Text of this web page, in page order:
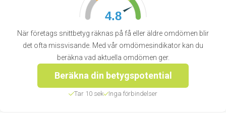
4.8
När företags snittbetyg räknas på få eller äldre omdömen blir
det ofta missvisande. Med vår omdömesindikator kan du
beräkna vad aktuella omdömen ger.
Beräkna din betygspotential
Tar 10 sek Inga förbindelser